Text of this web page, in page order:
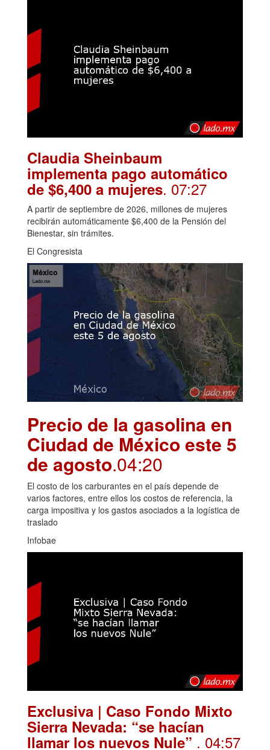
Claudia Sheinbaum
implementa pago automático
de $6,400 a mujeres. 07:27
A partir de septiembre de 2026, millones de mujeres
recibirán automáticamente $6,400 de la Pensión del
Bienestar, sin trámites.
El Congresista
Precio de la gasolina en
Ciudad de México este 5
de agosto.04:20
El costo de los carburantes en el país depende de
varios factores, entre ellos los costos de referencia, la
carga impositiva y los gastos asociados a la logística de
traslado
Infobae
Exclusiva | Caso Fondo Mixto
Sierra Nevada: “se hacían
llamar los nuevos Nule” . 04:57